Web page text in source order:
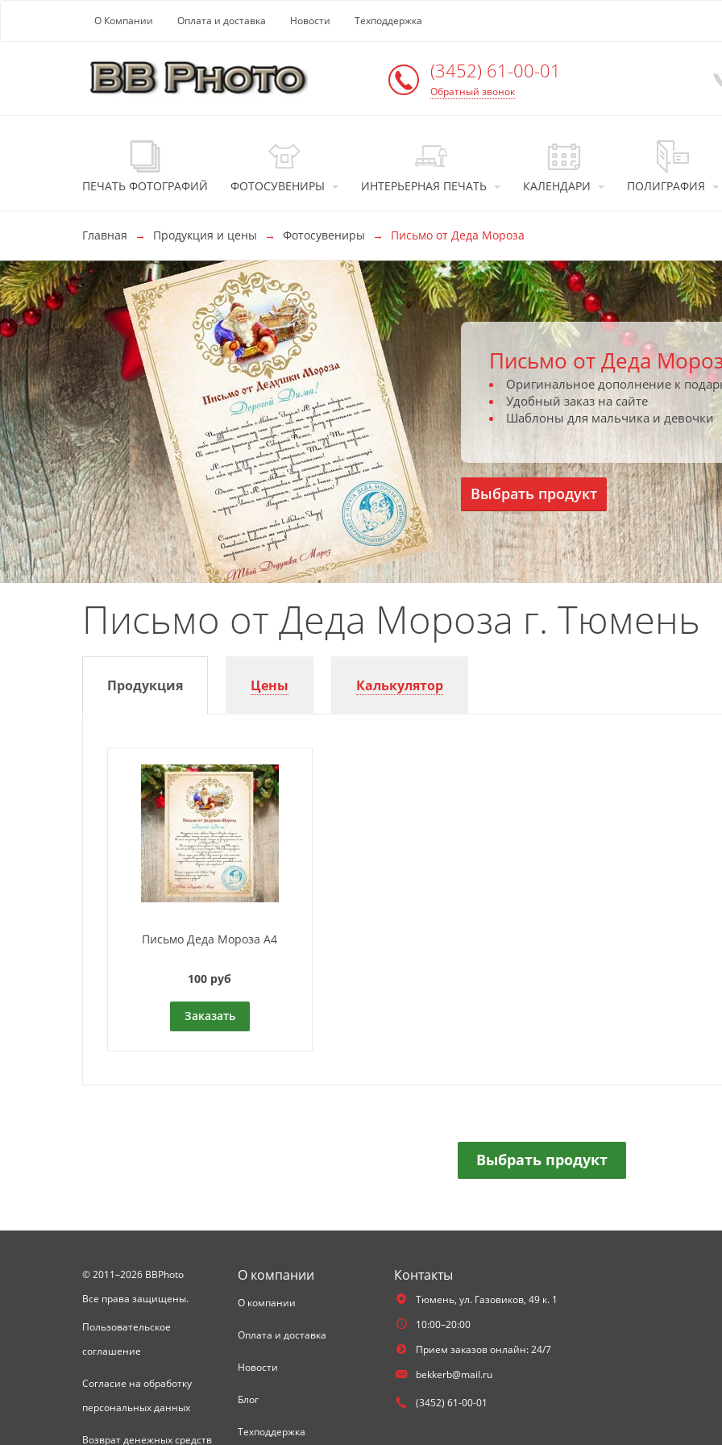
Перейти к основной информации
О Компании Оплата и доставка Новости Техподдержка
(3452) 61-00-01
Обратный звонок
ПЕЧАТЬ ФОТОГРАФИЙ ФОТОСУВЕНИРЫ ИНТЕРЬЕРНАЯ ПЕЧАТЬ КАЛЕНДАРИ ПОЛИГРАФИЯ
Главная Продукция и цены Фотосувениры Письмо от Деда Мороза
Письмо от Деда
Оригинальное дополнение к
Удобный заказ на сайте
Шаблоны для мальчика и девочки
Выбрать продукт
Письмо от Деда Мороза г. Тюмень
Продукция Цены Калькулятор
Письмо Деда Мороза A4
100 руб
Заказать
Выбрать продукт
© 2011–2026 BBPhoto
Все права защищены.
Пользовательское
соглашение
Согласие на обработку
персональных данных
Возврат денежных средств
О компании
О компании
Оплата и доставка
Новости
Блог
Техподдержка
Контакты
Тюмень, ул. Газовиков, 49 к. 1
10:00–20:00
Прием заказов онлайн: 24/7
bekkerb@mail.ru
(3452) 61-00-01